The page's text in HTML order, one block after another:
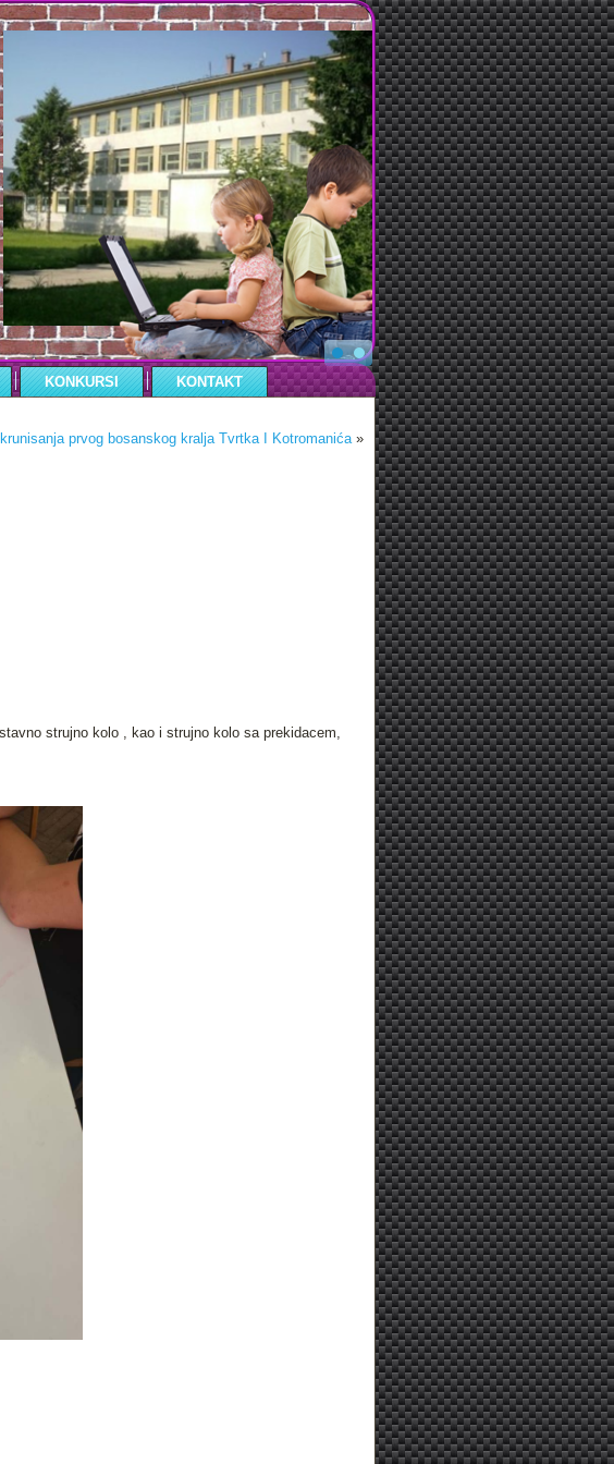
KONKURSI KONTAKT
prvog bosanskog kralja Tvrtka I Kotromanića»
strujno kolo , kao i strujno kolo sa prekidacem,